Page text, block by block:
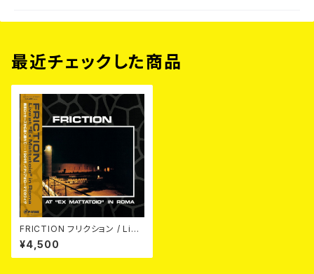
最近チェックした商品
FRICTION フリクション / Live
at "Ex Mattatoio" in Roma
LP
¥4,500